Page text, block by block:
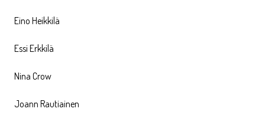
Eino Heikkilä
Essi Erkkilä
Nina Crow
Joann Rautiainen